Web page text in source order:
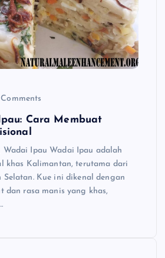
Cara Membuat
Wadai Ipau Wadai Ipau adalah
khas Kalimantan, terutama dari
Kue ini dikenal dengan
dan rasa manis yang khas,